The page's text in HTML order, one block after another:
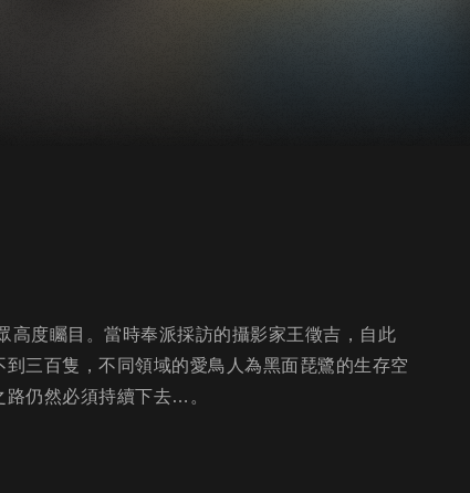
高度矚目。當時奉派採訪的攝影家王徵吉，自此
三百隻，不同領域的愛鳥人為黑面琵鷺的生存空
仍然必須持續下去…。